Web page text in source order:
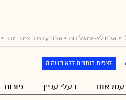
> אג"ח לא-ממשלתיות > אג"ח קונצרני צמוד מדד >
לצפות בנתונים ללא השהיה
עסקאות בעלי עניין פורום